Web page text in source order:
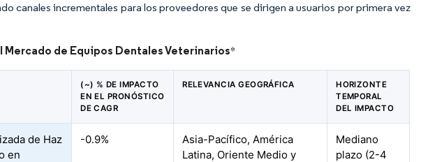
canales incrementales para los proveedores que se dirigen a usuarios por primera vez
de Equipos Dentales Veterinarios*
(~) % DE IMPACTO
EN EL PRONÓSTICO
DE CAGR
RELEVANCIA GEOGRÁFICA
HORIZONTE
TEMPORAL
DEL IMPACTO
de Haz
en
-0.9%
Asia-Pacífico, América
Latina, Oriente Medio y
Mediano
plazo (2-4